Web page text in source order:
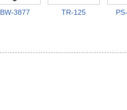
BW-3877 TR-125